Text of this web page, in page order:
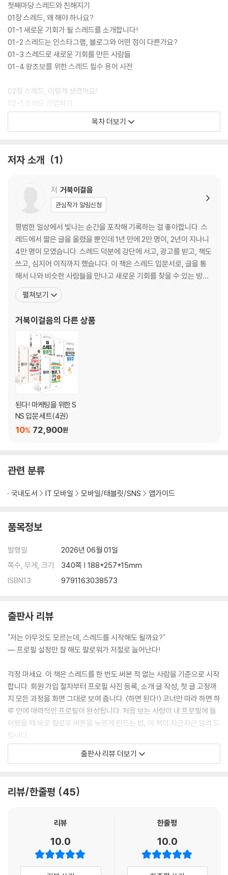
첫째마당 스레드와 친해지기
01장 스레드, 왜 해야 하나요?
01-1 새로운 기회가 될 스레드를 소개합니다!
01-2 스레드는 인스타그램, 블로그와 어떤 점이 다른가요?
01-3 스레드로 새로운 기회를 만든 사람들
01-4 왕초보를 위한 스레드 필수 용어 사전
02장 스레드, 이렇게 생겼어요!
02-1 스레드 가입하기
__하면 된다! } 인스타그램 & 스레드 계정 생성하기
__하면 된다! } 인스타그램 앱에서 연락처 동기화 해제하기
02-3 스레드의 화면 구성 이해하기
__하면 된다! } 나를 잘 나타낼 프로필 설정하기
02-5 간단하게 첫 글 써보기
__하면 된다! } 나를 소개하는 첫 글 작성하기
__하면 된다! } 내 글을 프로필 상단에 고정하기
[스페셜 1] 스하리 논란 완벽 정리
03장 스레드 글쓰기, 이렇게 하세요!
03-1 스레드가 처음이라면 ― 자기소개 글쓰기 & 고정하기
__하면 된다! } AI와 함께 자기소개 글 써보기
03-2 스레드에 익숙해졌다면 ― 시리즈 글로 팔로워 늘리기
__하면 된다! } 스레드 글 예약하기
03-3 알아 두면 평생 써먹을 글쓰기 노하우
03-4 밑천이 바닥났을 때 ― 스태기 극복 방법
[스페셜 2] 바로 가져다 쓰는 스레드 글감 113가지
둘째마당 팔로워와 팬을 부르는 글쓰기와 소통 노하우
04장 끝까지 읽게 만드는 글쓰기의 비밀
04-1 첫 문장이 가장 중요한 스레드 글쓰기
__하면 된다! } 첫 문장 작성 연습하기
__하면 된다! } 첫 문장에 숫자 넣어 글 다시 쓰기
__하면 된다! } 줄 바꿈 연습하기
__하면 된다! } CTA 문장 추가하기
05-1 많이 읽히는 글 vs 팬을 만드는 글, 뭐가 다를까?
__하면 된다! } 스레드의 목적 다시 한번 생각해 보기
05-2 모두가 좋아하는 정보성 글쓰기
05-5 조회수는 높지만 절대 써서는 안 되는 글
06장 소통도 알고리즘이다
06-1 내 글에 답글이 쏟아지게 만드는 법
06-3 온라인 인연이 오프라인 기회가 되는 순간, 커피챗
06-4 스레드 글을 다른 채널로 확장하는 법
__하면 된다! } 스레드 글을 인스타그램 콘텐츠로 변환하기
__하면 된다! } 스레드 글을 블로그 콘텐츠로 발행하기
[스페셜 3] 스레드에서 얻은 유명세를 밖으로 옮겨 보세요!
셋째마당 브랜딩부터 수익화까지, 스레드 전문가 되기
07장 직업 유형별 스레드 활용법
07-2 마케터를 위한 스레드 — 브랜드 톤을 유지하고 소통하라!
07-3 전문직을 위한 스레드 — 친근함과 신뢰를 동시에 제공하라!
07-5 직장인을 위한 스레드 — 스레드 운영 목적을 먼저 생각하라!
07-6 모든 직업 유형에 통하는 스레드 운영법
08장 스레드로 돈 버는 7가지 방법
목차 더보기
저자 소개 1
저 거북이걸음
관심작가 알림신청
평범한 일상에서 빛나는 순간을 포착해 기록하는 걸 좋아합니다. 스
레드에서 짧은 글을 올렸을 뿐인데 1년 만에 2만 명이, 2년이 지나니
4만 명이 모였습니다. 스레드 덕분에 강단에 서고, 광고를 받고, 책도
쓰고, 심지어 이직까지 했습니다. 이 책은 스레드 입문서로, 글을 통
해서 나와 비슷한 사람들을 만나고 새로운 기회를 찾을 수 있는 방법
을 이야기합니다. 다른 SNS를 하더라도 도움될 내용을 최대한 담아
냈습니다. 이 책이 독자 여러분의 삶에도 작은 변화를 가져오는 계기
시, 한국관광공사 등 공
펼쳐보기
거북이걸음의 다른 상품
된다! 마케팅을 위한 S
NS 입문 세트(4권)
72,900원
10%
관련 분류
국내도서 IT 모바일 모바일/태블릿/SNS 앱가이드
품목정보
발행일
2026년 06월 01일
쪽수, 무게, 크기
340쪽 | 188*257*15mm
ISBN13
9791163038573
출판사 리뷰
"저는 아무것도 모르는데, 스레드를 시작해도 될까요?"
— 프로필 설정만 잘 해도 팔로워가 저절로 늘어난다!
걱정 마세요. 이 책은 스레드를 한 번도 써본 적 없는 사람을 기준으로 시작
합니다. 회원 가입 절차부터 프로필 사진 등록, 소개 글 작성, 첫 글 고정까
지 모든 과정을 화면 그대로 보여 줍니다. 〈하면 된다!〉 코너만 따라 하면 하
루 안에 매력적인 프로필이 완성됩니다. 처음 보는 사람이 내 프로필에 들
어왔을 때 바로 팔로우 버튼을 누르게 만드는 법, 이 책이 차근차근 알려 드
립니다.
"스레드 들어가 보니까 저랑 맞지 않는 이상한 글만 있는걸요?"
스레드 피드는 내가 어떻게 쓰느냐에 따라 완전히 달라집니다. 처음 가입
하도록 알고리즘을 학습시키는 4가지 방법을 알려 줍니다. 설정할 때 몇
와 비슷한 사람을 내 앞에 데려다주는 스레드의 힘, 제대로 써야 제대로 통
출판사 리뷰 더보기
리뷰/한줄평 45
리뷰
10.0
한줄평
10.0